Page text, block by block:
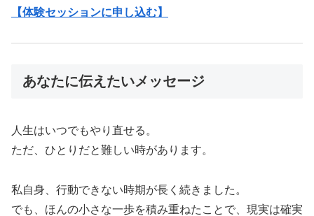
【体験セッションに申し込む】
あなたに伝えたいメッセージ
人生はいつでもやり直せる。
ただ、ひとりだと難しい時があります。
私自身、行動できない時期が長く続きました。
でも、ほんの小さな一歩を積み重ねたことで、現実は確実